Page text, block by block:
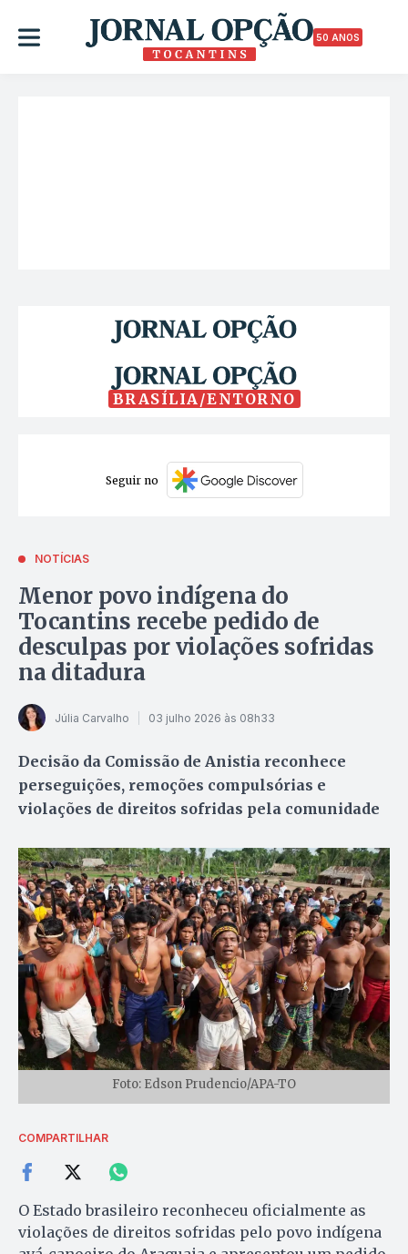
50 ANOS
BRASÍLIA/ENTORNO
Seguir no
NOTÍCIAS
Menor povo indígena do
Tocantins recebe pedido de
desculpas por violações sofridas
na ditadura
Júlia Carvalho 03 julho 2026 às 08h33
Decisão da Comissão de Anistia reconhece
perseguições, remoções compulsórias e
violações de direitos sofridas pela comunidade
Foto: Edson Prudencio/APA-TO
COMPARTILHAR
O Estado brasileiro reconheceu oficialmente as
violações de direitos sofridas pelo povo indígena